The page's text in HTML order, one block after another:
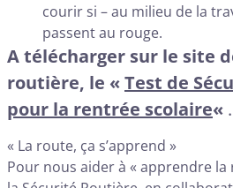
courir si – au milieu de la
passent au rouge.
A télécharger sur le site
routière, le «Test de
pour la rentrée scolaire« .
« La route, ça s’apprend »
Pour nous aider à « apprendre la